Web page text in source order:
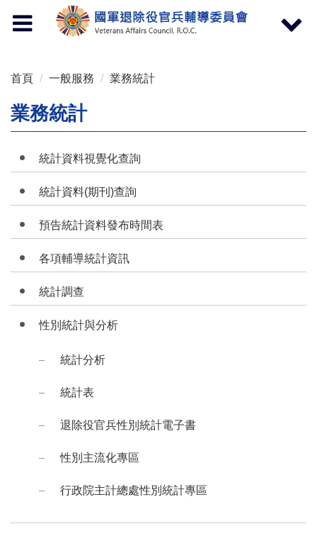
Toggle
navigation
Toggle
首頁 一般服務 業務統計
業務統計
統計資料視覺化查詢
統計資料(期刊)查詢
預告統計資料發布時間表
各項輔導統計資訊
統計調查
性別統計與分析
統計分析
統計表
退除役官兵性別統計電子書
性別主流化專區
行政院主計總處性別統計專區